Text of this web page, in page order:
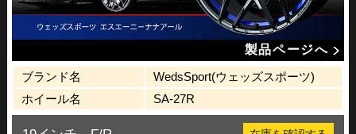
製品ページへ
ブランド名
WedsSport(ウェッズスポーツ)
ホイール名
SA-27R